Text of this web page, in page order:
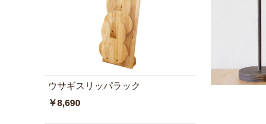
ウサギスリッパラック
￥8,690